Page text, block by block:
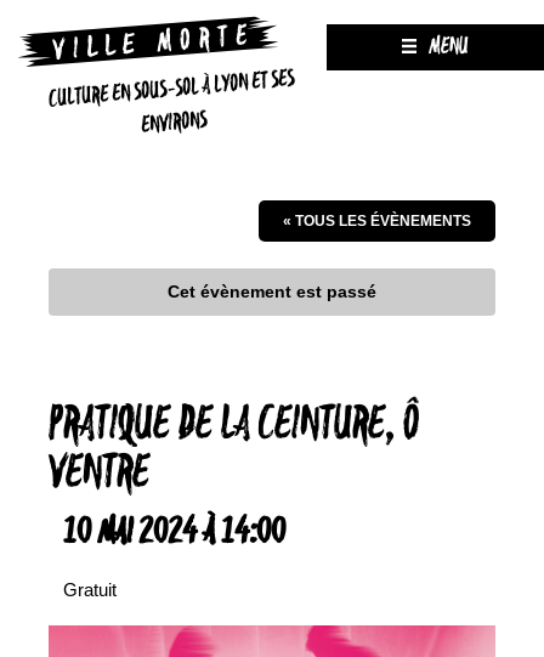
CULTURE EN SOUS-SOL À LYON ET SES
ENVIRONS
MENU
« TOUS LES ÉVÈNEMENTS
Cet évènement est passé
PRATIQUE DE LA CEINTURE, Ô
VENTRE
10 MAI 2024 À 14:00
Gratuit